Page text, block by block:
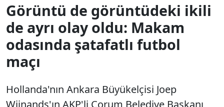
Görüntü de görüntüdeki ikili
de ayrı olay oldu: Makam
odasında şatafatlı futbol
maçı
Hollanda'nın Ankara Büyükelçisi Joep
Wijnands'ın AKP'li Çorum Belediye Başkanı